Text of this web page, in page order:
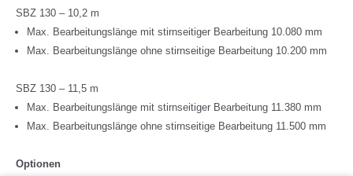
SBZ 130 – 10,2 m
Max. Bearbeitungslänge mit stirnseitiger Bearbeitung 10.080 mm
Max. Bearbeitungslänge ohne stirnseitige Bearbeitung 10.200 mm
SBZ 130 – 11,5 m
Max. Bearbeitungslänge mit stirnseitiger Bearbeitung 11.380 mm
Max. Bearbeitungslänge ohne stirnseitige Bearbeitung 11.500 mm
Optionen